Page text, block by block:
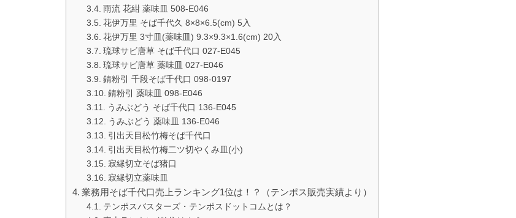
雨流 花紺 薬味皿 508-E046
花伊万里 そば千代久 8×8×6.5(cm) 5入
花伊万里 3寸皿(薬味皿) 9.3×9.3×1.6(cm) 20入
琉球サビ唐草 そば千代口 027-E045
琉球サビ唐草 薬味皿 027-E046
錆粉引 千段そば千代口 098-0197
錆粉引 薬味皿 098-E046
うみぶどう そば千代口 136-E045
うみぶどう 薬味皿 136-E046
引出天目松竹梅そば千代口
引出天目松竹梅二ツ切やくみ皿(小)
寂縁切立そば猪口
寂縁切立薬味皿
業務用そば千代口売上ランキング1位は！？（テンポス販売実績より）
テンポスバスターズ・テンポスドットコムとは？